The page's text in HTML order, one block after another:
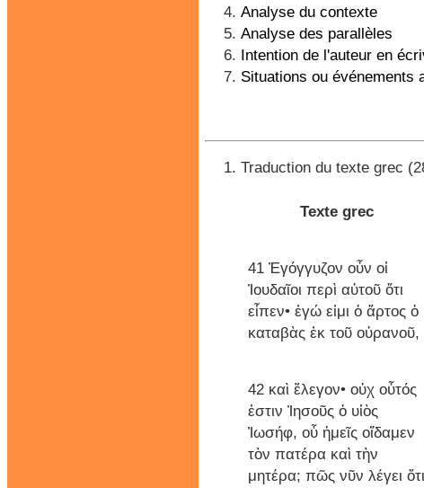
Analyse du contexte
Analyse des parallèles
Intention de l'auteur en
Situations ou événements
Traduction du texte grec
Texte grec
41 Ἐγόγγυζον οὖν οἱ
Ἰουδαῖοι περὶ αὐτοῦ ὅτι
εἶπεν• ἐγώ εἰμι ὁ ἄρτος ὁ
καταβὰς ἐκ τοῦ οὐρανοῦ,
42 καὶ ἔλεγον• οὐχ οὗτός
ἐστιν Ἰησοῦς ὁ υἱὸς
Ἰωσήφ, οὗ ἡμεῖς οἴδαμεν
τὸν πατέρα καὶ τὴν
μητέρα; πῶς νῦν λέγει ὅτι